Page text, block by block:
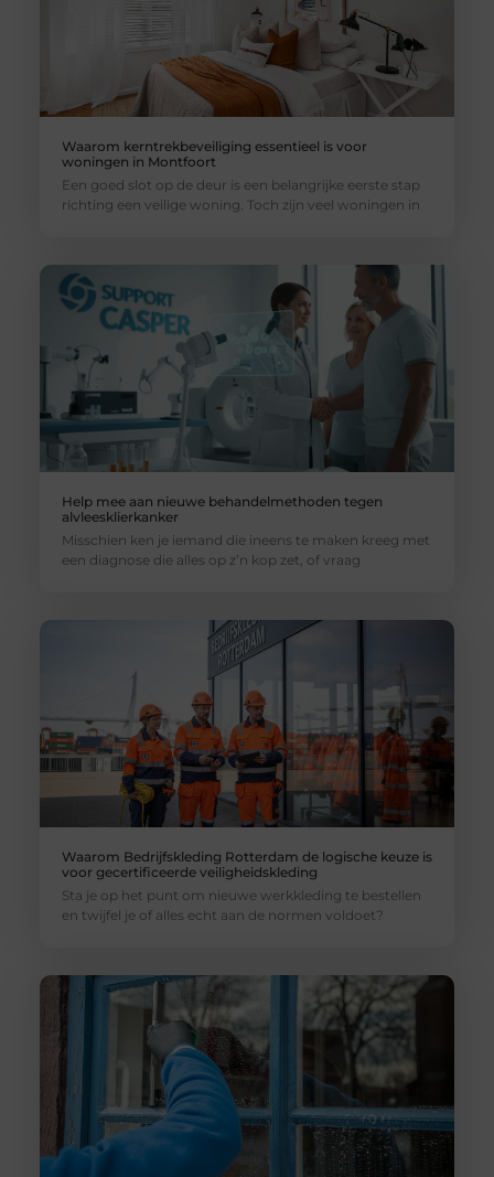
Waarom kerntrekbeveiliging essentieel is voor
woningen in Montfoort
Een goed slot op de deur is een belangrijke eerste stap
richting een veilige woning. Toch zijn veel woningen in
Help mee aan nieuwe behandelmethoden tegen
alvleesklierkanker
Misschien ken je iemand die ineens te maken kreeg met
een diagnose die alles op z’n kop zet, of vraag
Waarom Bedrijfskleding Rotterdam de logische keuze is
voor gecertificeerde veiligheidskleding
Sta je op het punt om nieuwe werkkleding te bestellen
en twijfel je of alles echt aan de normen voldoet?